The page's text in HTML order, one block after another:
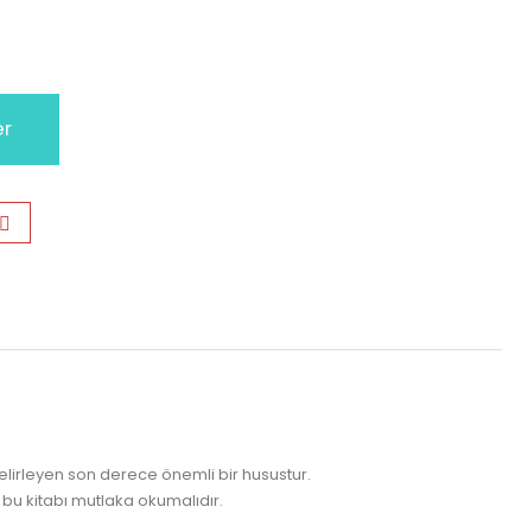
son derece önemli bir husustur.
kitabı mutlaka okumalıdır.